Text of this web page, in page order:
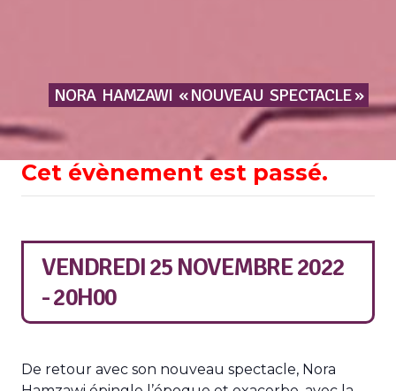
NORA HAMZAWI « NOUVEAU SPECTACLE »
Cet évènement est passé.
VENDREDI 25 NOVEMBRE 2022
- 20H00
De retour avec son nouveau spectacle, Nora